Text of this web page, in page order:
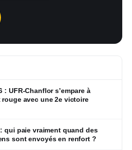
: UFR-Chanflor s’empare à
avec une 2e victoire
qui paie vraiment quand des
sont envoyés en renfort ?